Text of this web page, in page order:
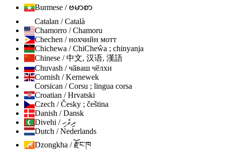
Burmese / ဗမာစာ
Catalan / Català
Chamorro / Chamoru
Chechen / нохчийн мотт
Chichewa / ChiCheŵa ; chinyanja
Chinese / 中文, 汉语, 漢語
Chuvash / чӑваш чӗлхи
Cornish / Kernewek
Corsican / Corsu ; lingua corsa
Croatian / Hrvatski
Czech / Česky ; čeština
Danish / Dansk
Divehi / ދިވެހި
Dutch / Nederlands
Dzongkha / རྫོང་ཁ